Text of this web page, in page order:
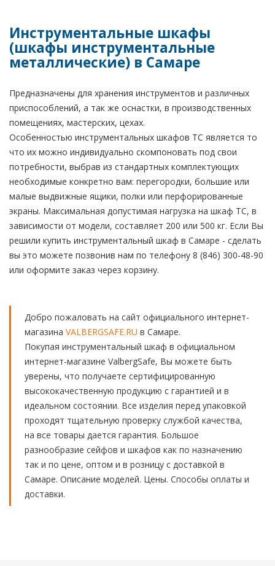
Инструментальные шкафы
(шкафы инструментальные
металлические) в Самаре
Предназначены для хранения инструментов и различных
приспособлений, а так же оснастки, в производственных
помещениях, мастерских, цехах.
Особенностью инструментальных шкафов TC является то
что их можно индивидуально скомпоновать под свои
потребности, выбрав из стандартных комплектующих
необходимые конкретно вам: перегородки, большие или
малые выдвижные ящики, полки или перфорированные
экраны. Максимальная допустимая нагрузка на шкаф ТС, в
зависимости от модели, составляет 200 или 500 кг. Если Вы
решили купить инструментальный шкаф в Самаре - сделать
вы это можете позвонив нам по телефону 8 (846) 300-48-90
или оформите заказ через корзину.
Добро пожаловать на сайт официального интернет-
магазина VALBERGSAFE.RU в Самаре.
Покупая инструментальный шкаф в официальном
интернет-магазине ValbergSafe, Вы можете быть
уверены, что получаете сертифицированную
высококачественную продукцию с гарантией и в
идеальном состоянии. Все изделия перед упаковкой
проходят тщательную проверку службой качества,
на все товары дается гарантия. Большое
разнообразие сейфов и шкафов как по назначению
так и по цене, оптом и в розницу с доставкой в
Самаре. Описание моделей. Цены. Способы оплаты и
доставки.